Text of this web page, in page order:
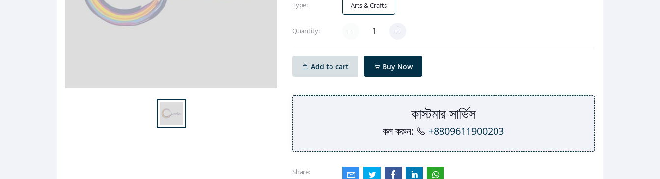
Type: Arts & Crafts
Quantity:
Add to cart Buy Now
কাস্টমার সার্ভিস
কল করুন: +8809611900203
Share: